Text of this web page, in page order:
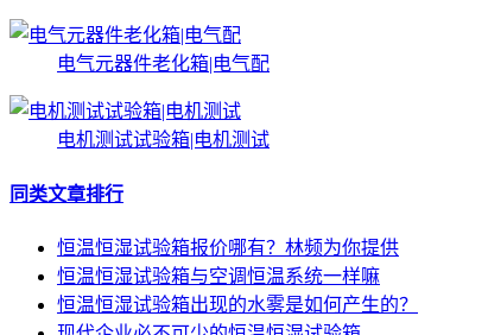
电气元器件老化箱|电气配
电机测试试验箱|电机测试
同类文章排行
恒温恒湿试验箱报价哪有？林频为你提供
恒温恒湿试验箱与空调恒温系统一样嘛
恒温恒湿试验箱出现的水雾是如何产生的？